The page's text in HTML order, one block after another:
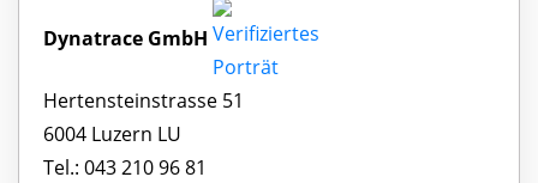
Dynatrace GmbH
Hertensteinstrasse 51
6004 Luzern LU
Tel.: 043 210 96 81